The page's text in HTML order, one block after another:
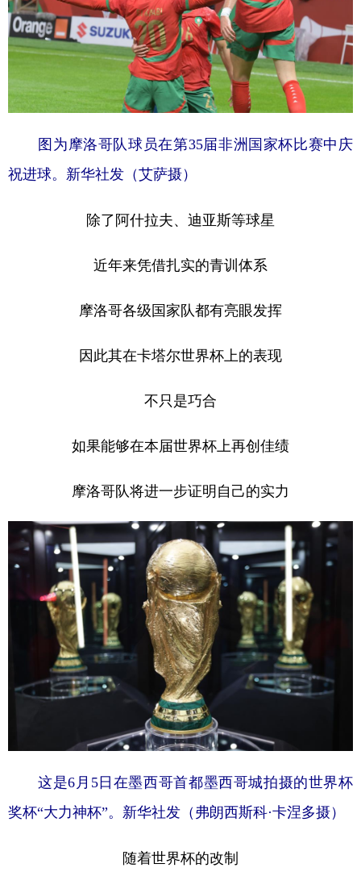
图为摩洛哥队球员在第35届非洲国家杯比赛中庆
祝进球。新华社发（艾萨摄）
除了阿什拉夫、迪亚斯等球星
近年来凭借扎实的青训体系
摩洛哥各级国家队都有亮眼发挥
因此其在卡塔尔世界杯上的表现
不只是巧合
如果能够在本届世界杯上再创佳绩
摩洛哥队将进一步证明自己的实力
这是6月5日在墨西哥首都墨西哥城拍摄的世界杯
奖杯“大力神杯”。新华社发（弗朗西斯科·卡涅多摄）
随着世界杯的改制